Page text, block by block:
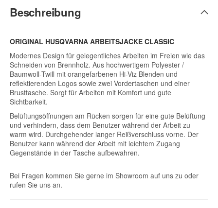
Beschreibung
ORIGINAL HUSQVARNA ARBEITSJACKE CLASSIC
Modernes Design für gelegentliches Arbeiten im Freien wie das
Schneiden von Brennholz. Aus hochwertigem Polyester /
Baumwoll-Twill mit orangefarbenen Hi-Viz Blenden und
reflektierenden Logos sowie zwei Vordertaschen und einer
Brusttasche. Sorgt für Arbeiten mit Komfort und gute
Sichtbarkeit.
Belüftungsöffnungen am Rücken sorgen für eine gute Belüftung
und verhindern, dass dem Benutzer während der Arbeit zu
warm wird. Durchgehender langer Reißverschluss vorne. Der
Benutzer kann während der Arbeit mit leichtem Zugang
Gegenstände in der Tasche aufbewahren.
Bei Fragen kommen Sie gerne im Showroom auf uns zu oder
rufen Sie uns an.